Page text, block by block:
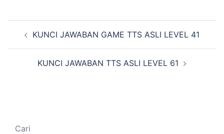
Navigasi
Tulisan
KUNCI JAWABAN GAME TTS ASLI LEVEL 41
KUNCI JAWABAN TTS ASLI LEVEL 61
Cari